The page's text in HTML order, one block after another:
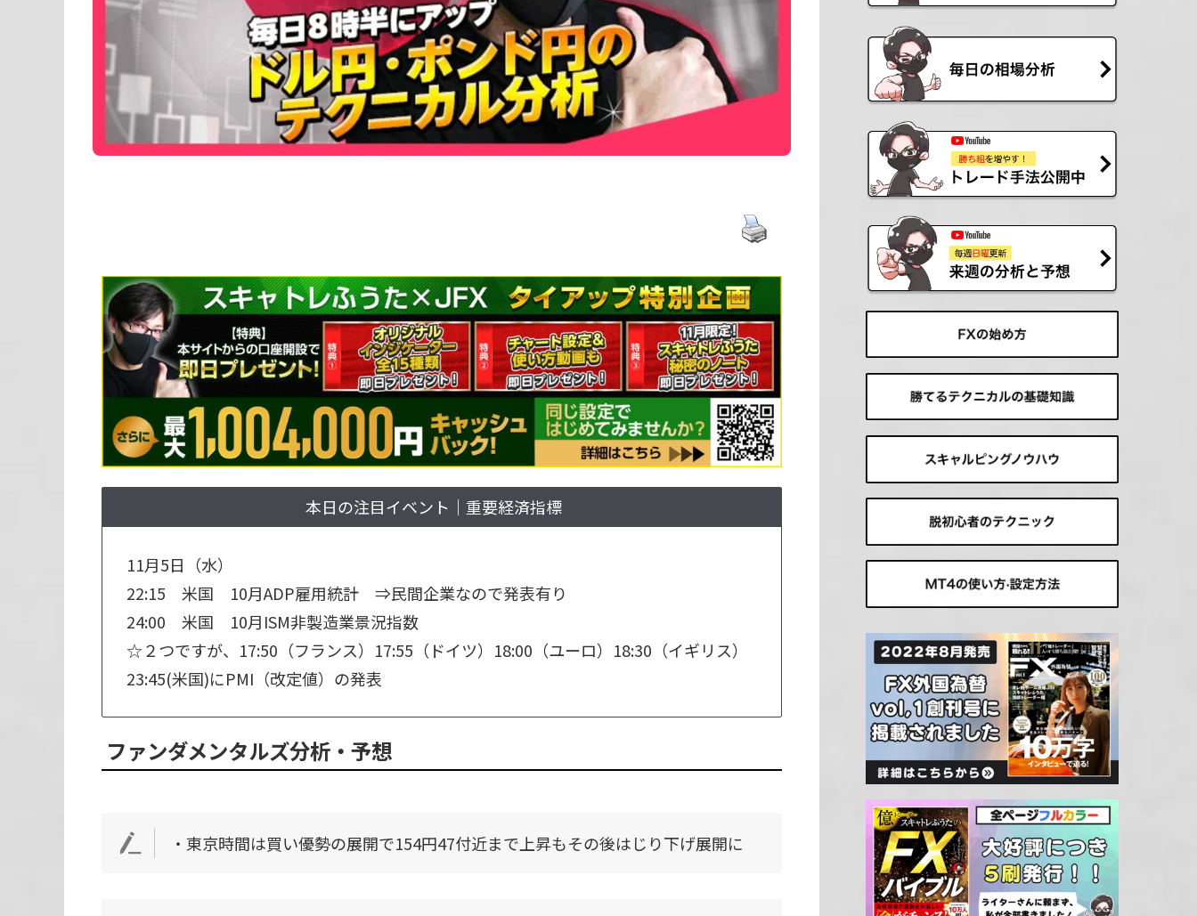
本日の注目イベント｜重要経済指標
11月5日（水）
22:15 米国 10月ADP雇用統計 ⇒民間企業なので発表有り
24:00 米国 10月ISM非製造業景況指数
☆２つですが、17:50（フランス）17:55（ドイツ）18:00（ユーロ）18:30（イギリス）
23:45(米国)にPMI（改定値）の発表
ファンダメンタルズ分析・予想
・東京時間は買い優勢の展開で154円47付近まで上昇もその後はじり下げ展開に